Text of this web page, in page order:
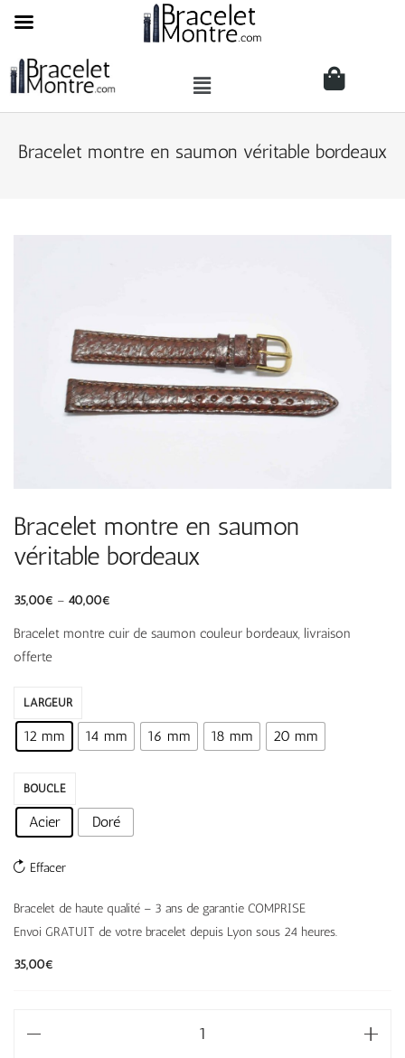
Bracelet montre en saumon véritable bordeaux
Bracelet montre en saumon
véritable bordeaux
35,00€ – 40,00€
Bracelet montre cuir de saumon couleur bordeaux, livraison
offerte
LARGEUR
12 mm 14 mm 16 mm 18 mm 20 mm
BOUCLE
Acier Doré
Effacer
Bracelet de haute qualité – 3 ans de garantie COMPRISE
Envoi GRATUIT de votre bracelet depuis Lyon sous 24 heures.
35,00€